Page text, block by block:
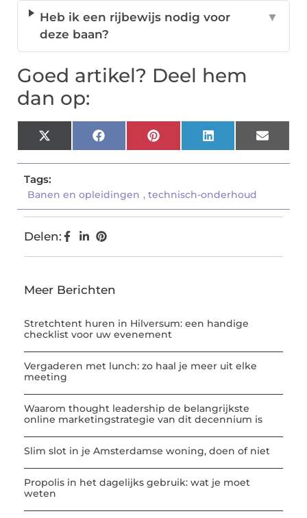
Heb ik een rijbewijs nodig voor
deze baan?
▼
Goed artikel? Deel hem
dan op:
X
(Twitter)
FacebookPinterestLinkedInEmail
Tags:
Banen en opleidingen , technisch-onderhoud
Delen:
Meer Berichten
Stretchtent huren in Hilversum: een handige
checklist voor uw evenement
Vergaderen met lunch: zo haal je meer uit elke
meeting
Waarom thought leadership de belangrijkste
online marketingstrategie van dit decennium is
Slim slot in je Amsterdamse woning, doen of niet
Propolis in het dagelijks gebruik: wat je moet
weten